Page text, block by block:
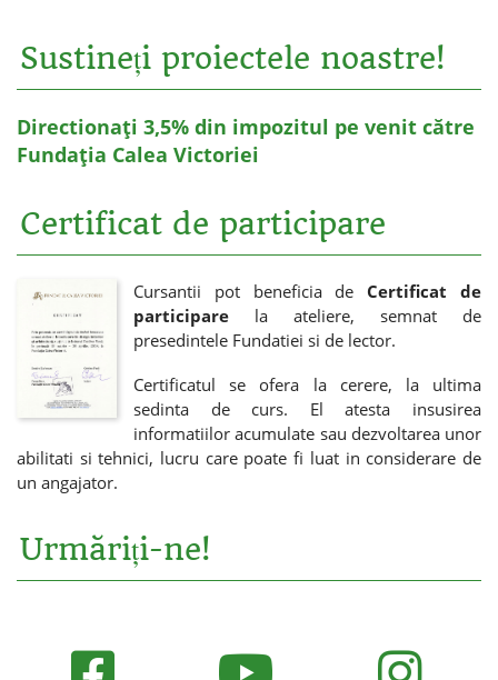
Sustineți proiectele noastre!
Directionați 3,5% din impozitul pe venit către
Fundația Calea Victoriei
Certificat de participare
Cursantii pot beneficia de Certificat de
participare la ateliere, semnat de
presedintele Fundatiei si de lector.
Certificatul se ofera la cerere, la ultima
sedinta de curs. El atesta insusirea
informatiilor acumulate sau dezvoltarea unor
abilitati si tehnici, lucru care poate fi luat in considerare de
un angajator.
Urmăriți-ne!